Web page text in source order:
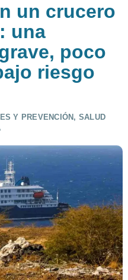
un crucero
una
poco
riesgo
Y PREVENCIÓN, SALUD